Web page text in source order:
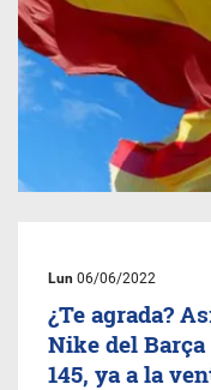
Lun 06/06/2022
¿Te agrada?
Nike del
145, ya a la